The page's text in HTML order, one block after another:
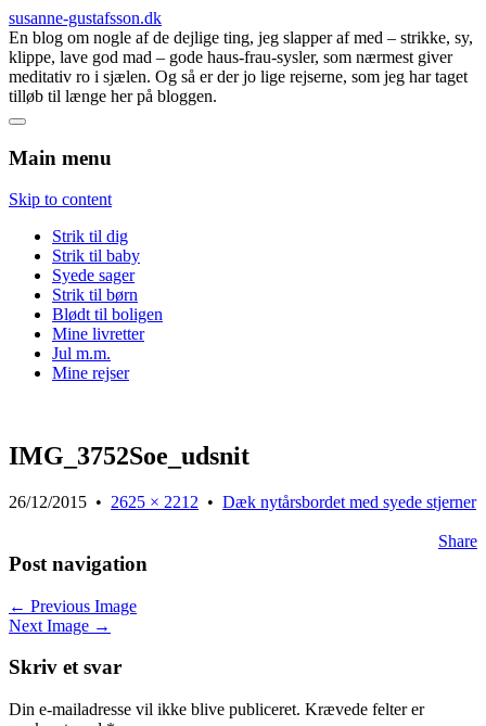
susanne-gustafsson.dk
En blog om nogle af de dejlige ting, jeg slapper af med – strikke, sy,
klippe, lave god mad – gode haus-frau-sysler, som nærmest giver
meditativ ro i sjælen. Og så er der jo lige rejserne, som jeg har taget
tilløb til længe her på bloggen.
Main menu
Skip to content
Strik til dig
Strik til baby
Syede sager
Strik til børn
Blødt til boligen
Mine livretter
Jul m.m.
Mine rejser
IMG_3752Soe_udsnit
26/12/2015 • 2625 × 2212 • Dæk nytårsbordet med syede stjerner
Share
Post navigation
← Previous Image
Next Image →
Skriv et svar
Din e-mailadresse vil ikke blive publiceret. Krævede felter er